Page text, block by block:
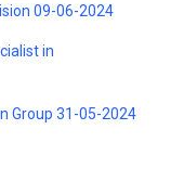
09-06-2024
in
Group 31-05-2024